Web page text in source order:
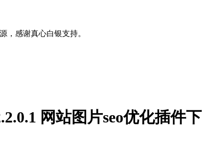
，感谢真心白银支持。
网站图片seo优化插件下